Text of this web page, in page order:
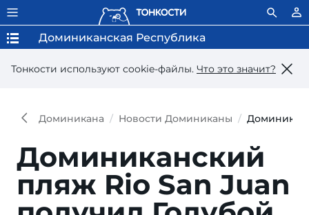
Тонкости используют сookie-файлы. Что это значит?
Доминиканская Республика
Доминикана Новости Доминиканы
Доминиканский
пляж Rio San Juan